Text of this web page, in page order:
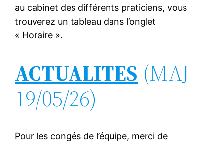
au cabinet des différents praticiens, vous
trouverez un tableau dans l’onglet
« Horaire ».
ACTUALITES (MAJ
19/05/26)
Pour les congés de l’équipe, merci de